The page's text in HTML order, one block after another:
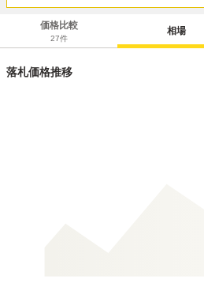
価格比較
27件
相場
落札価格推移